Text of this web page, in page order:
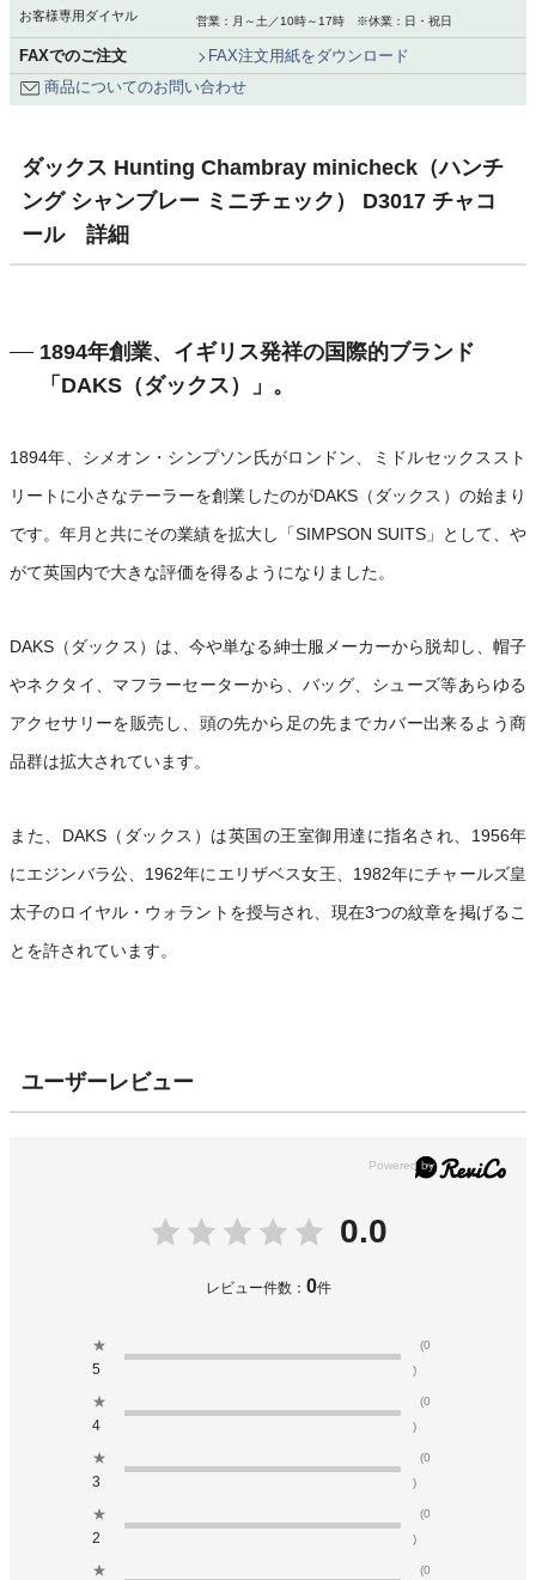
お客様専用ダイヤル 営業：月～土／10時～17時 ※休業：日・祝日
FAXでのご注文
FAX注文用紙をダウンロード
商品についてのお問い合わせ
ダックス Hunting Chambray minicheck（ハンチ
ング シャンブレー ミニチェック） D3017 チャコ
ール 詳細
1894年創業、イギリス発祥の国際的ブランド
「DAKS（ダックス）」。
1894年、シメオン・シンプソン氏がロンドン、ミドルセックススト
リートに小さなテーラーを創業したのがDAKS（ダックス）の始まり
です。年月と共にその業績を拡大し「SIMPSON SUITS」として、や
がて英国内で大きな評価を得るようになりました。
DAKS（ダックス）は、今や単なる紳士服メーカーから脱却し、帽子
やネクタイ、マフラーセーターから、バッグ、シューズ等あらゆる
アクセサリーを販売し、頭の先から足の先までカバー出来るよう商
品群は拡大されています。
また、DAKS（ダックス）は英国の王室御用達に指名され、1956年
にエジンバラ公、1962年にエリザベス女王、1982年にチャールズ皇
太子のロイヤル・ウォラントを授与され、現在3つの紋章を掲げるこ
とを許されています。
ユーザーレビュー
0.0
レビュー件数： 0件
★
5
(0
)
★
4
(0
)
★
3
(0
)
★
2
(0
)
★
(0